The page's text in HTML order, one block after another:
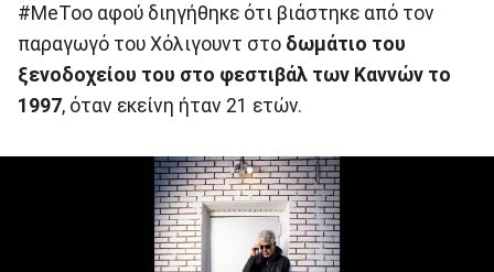
#MeΤοο αφού διηγήθηκε ότι βιάστηκε από τον
παραγωγό του Χόλιγουντ στο δωμάτιο του
ξενοδοχείου του στο φεστιβάλ των Καννών το
1997, όταν εκείνη ήταν 21 ετών.